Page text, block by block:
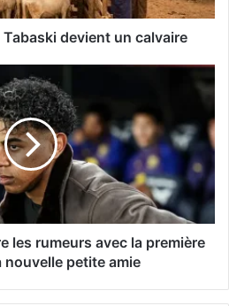
Tabaski devient un calvaire
les rumeurs avec la première
nouvelle petite amie